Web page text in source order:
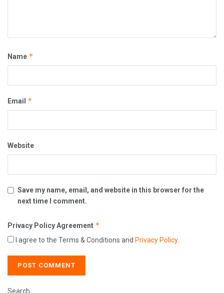
Name *
Email *
Website
Save my name, email, and website in this browser for the
next time I comment.
Privacy Policy Agreement *
I agree to the Terms & Conditions and Privacy Policy.
Search